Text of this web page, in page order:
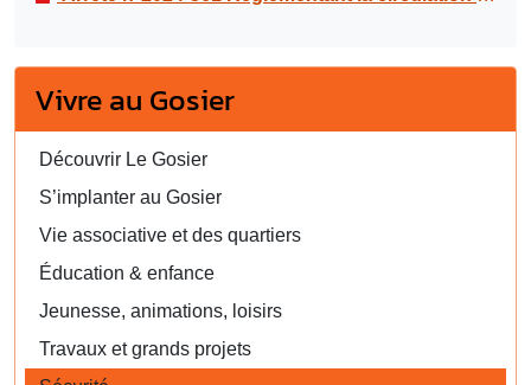
Vivre au Gosier
Découvrir Le Gosier
S’implanter au Gosier
Vie associative et des quartiers
Éducation & enfance
Jeunesse, animations, loisirs
Travaux et grands projets